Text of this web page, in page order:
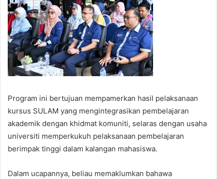
Program ini bertujuan mempamerkan hasil pelaksanaan
kursus SULAM yang mengintegrasikan pembelajaran
akademik dengan khidmat komuniti, selaras dengan usaha
universiti memperkukuh pelaksanaan pembelajaran
berimpak tinggi dalam kalangan mahasiswa.
Dalam ucapannya, beliau memaklumkan bahawa